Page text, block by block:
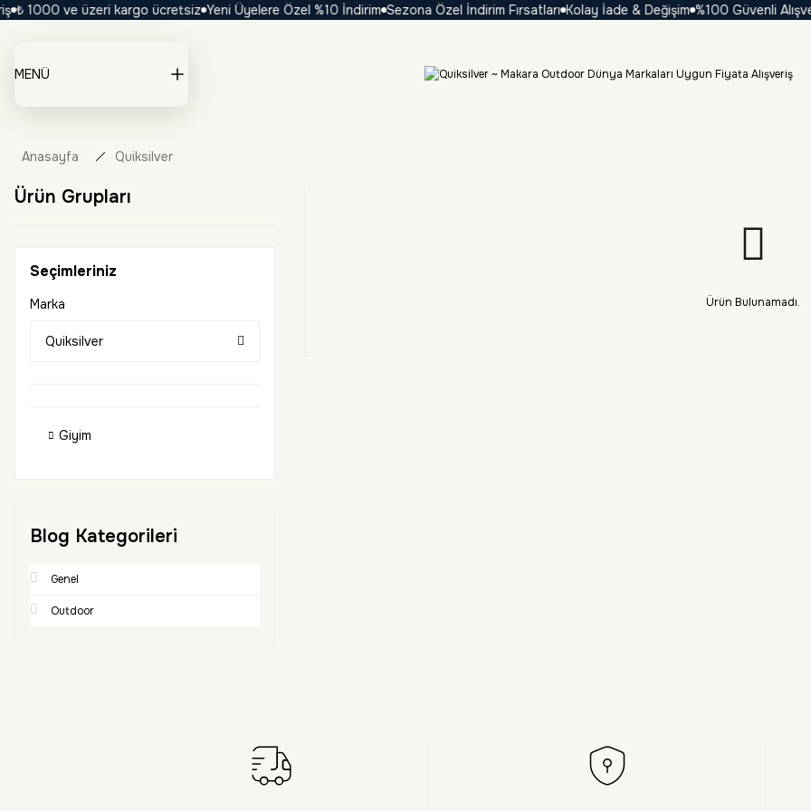
₺ 1000 ve üzeri kargo ücretsiz Yeni Üyelere Özel %10 İndirim Sezona Özel İndirim Fırsatları Kolay İade & Değişim %100 Güvenli
MENÜ
Anasayfa Quiksilver
Ürün Grupları
Seçimleriniz
Marka
Quiksilver
Giyim
Blog Kategorileri
Genel
Outdoor
Ürün Bulunamadı.